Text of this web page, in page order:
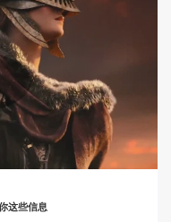
这些信息